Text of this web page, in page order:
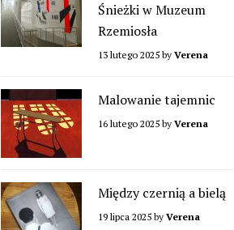
Śnieżki w Muzeum
Rzemiosła
13 lutego 2025by Verena
Malowanie tajemnic
16 lutego 2025by Verena
Między czernią a bielą
19 lipca 2025by Verena